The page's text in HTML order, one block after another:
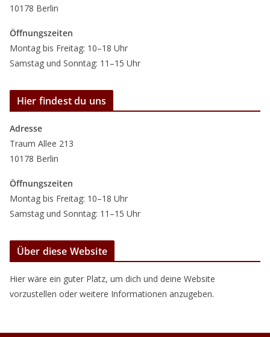
10178 Berlin
Öffnungszeiten
Montag bis Freitag: 10–18 Uhr
Samstag und Sonntag: 11–15 Uhr
Hier findest du uns
Adresse
Traum Allee 213
10178 Berlin
Öffnungszeiten
Montag bis Freitag: 10–18 Uhr
Samstag und Sonntag: 11–15 Uhr
Über diese Website
Hier wäre ein guter Platz, um dich und deine Website
vorzustellen oder weitere Informationen anzugeben.